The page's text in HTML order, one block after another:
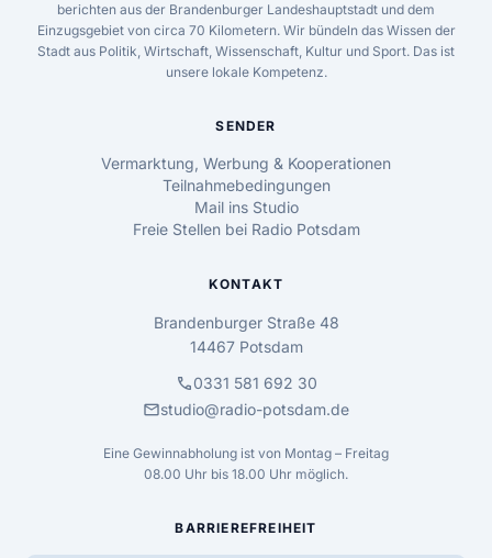
berichten aus der Brandenburger Landeshauptstadt und dem
Einzugsgebiet von circa 70 Kilometern. Wir bündeln das Wissen der
Stadt aus Politik, Wirtschaft, Wissenschaft, Kultur und Sport. Das ist
unsere lokale Kompetenz.
SENDER
Vermarktung, Werbung & Kooperationen
Teilnahmebedingungen
Mail ins Studio
Freie Stellen bei Radio Potsdam
KONTAKT
Brandenburger Straße 48
14467 Potsdam
call0331 581 692 30
mailstudio@radio-potsdam.de
Eine Gewinnabholung ist von Montag – Freitag
08.00 Uhr bis 18.00 Uhr möglich.
BARRIEREFREIHEIT